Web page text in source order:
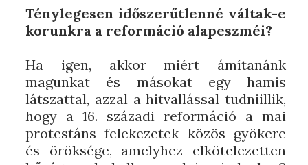
Ténylegesen időszerűtlenné váltak-e
korunkra a reformáció alapeszméi?
Ha igen, akkor miért ámítanánk
magunkat és másokat egy hamis
látszattal, azzal a hitvallással tudniillik,
hogy a 16. századi reformáció a mai
protestáns felekezetek közös gyökere
és öröksége, amelyhez elkötelezetten